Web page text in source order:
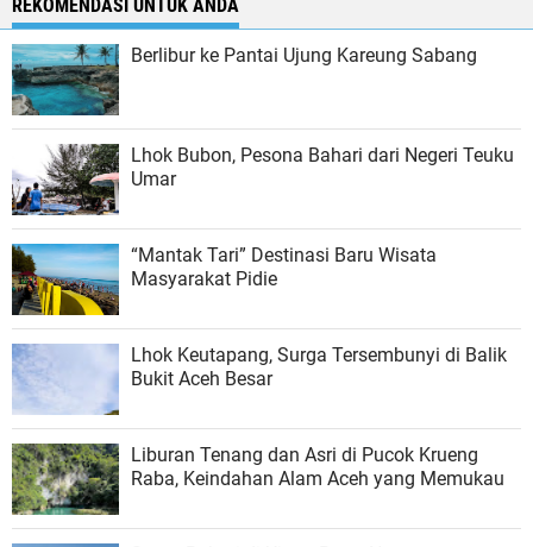
REKOMENDASI UNTUK ANDA
Berlibur ke Pantai Ujung Kareung Sabang
Lhok Bubon, Pesona Bahari dari Negeri Teuku
Umar
“Mantak Tari” Destinasi Baru Wisata
Masyarakat Pidie
Lhok Keutapang, Surga Tersembunyi di Balik
Bukit Aceh Besar
Liburan Tenang dan Asri di Pucok Krueng
Raba, Keindahan Alam Aceh yang Memukau